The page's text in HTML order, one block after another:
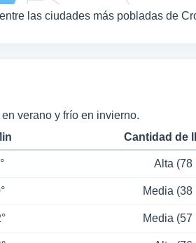
las ciudades más pobladas de
verano y frío en invierno.
Cantidad de
Alta (78
Media (38
Media (57